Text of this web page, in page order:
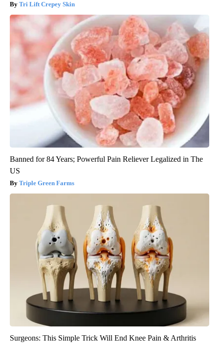
Tri Lift Crepey Skin
Banned for 84 Years; Powerful Pain Reliever Legalized in The
US
Triple Green Farms
Surgeons: This Simple Trick Will End Knee Pain & Arthritis